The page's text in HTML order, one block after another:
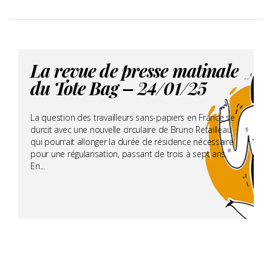
La revue de presse matinale
du Tote Bag – 24/01/25
La question des travailleurs sans-papiers en France se
durcit avec une nouvelle circulaire de Bruno Retailleau
qui pourrait allonger la durée de résidence nécessaire
pour une régularisation, passant de trois à sept ans.
En...